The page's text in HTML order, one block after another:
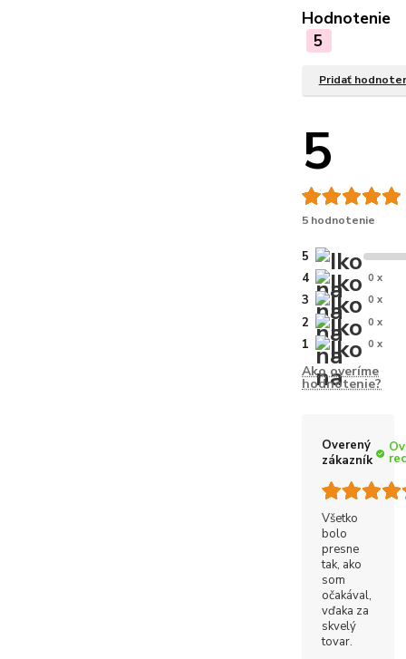
Hodnotenie
5
Pridať
5
5 hodnotenie
5
4
0 x
3 0 x
2 0 x
1 0 x
Ako overíme
hodnotenie?
Overený
zákazník
Všetko
bolo
presne
tak, ako
som
očakával,
vďaka za
skvelý
tovar.